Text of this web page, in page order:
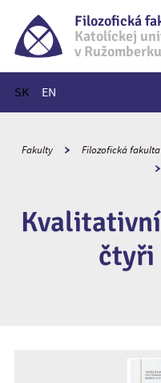
Filozofická
Katolíckej
v Ružomberku
SK EN
Hlavné menu
Fakulty Filozofická fakulta
čtyři